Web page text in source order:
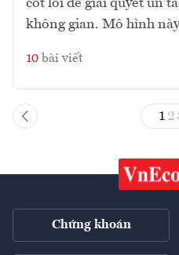
cốt lõi để giải quyết ùn
không gian. Mô hình
10 bài viết
1 2
Chứng khoán